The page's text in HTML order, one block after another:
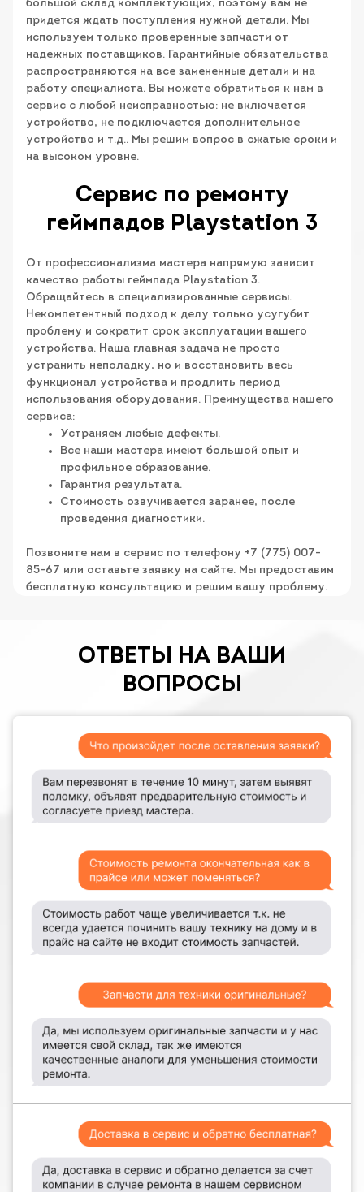
большой склад комплектующих, поэтому вам не
придется ждать поступления нужной детали. Мы
используем только проверенные запчасти от
надежных поставщиков. Гарантийные обязательства
распространяются на все замененные детали и на
работу специалиста. Вы можете обратиться к нам в
сервис с любой неисправностью: не включается
устройство, не подключается дополнительное
устройство и т.д.. Мы решим вопрос в сжатые сроки и
на высоком уровне.
Сервис по ремонту
геймпадов Playstation 3
От профессионализма мастера напрямую зависит
качество работы геймпада Playstation 3.
Обращайтесь в специализированные сервисы.
Некомпетентный подход к делу только усугубит
проблему и сократит срок эксплуатации вашего
устройства. Наша главная задача не просто
устранить неполадку, но и восстановить весь
функционал устройства и продлить период
использования оборудования. Преимущества нашего
сервиса:
Устраняем любые дефекты.
Все наши мастера имеют большой опыт и
профильное образование.
Гарантия результата.
Стоимость озвучивается заранее, после
проведения диагностики.
Позвоните нам в сервис по телефону +7 (775) 007-
85-67 или оставьте заявку на сайте. Мы предоставим
бесплатную консультацию и решим вашу проблему.
ОТВЕТЫ НА ВАШИ
ВОПРОСЫ